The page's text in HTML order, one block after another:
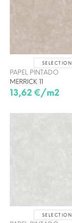
SELECTION
PAPEL PINTADO
MERRICK 11
13,62 €/m2
SELECTION